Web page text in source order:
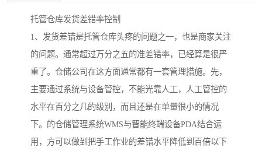
托管仓库发货差错率控制
1、发货差错是托管仓库头疼的问题之一，也是商家关注
的问题。通常超过万分之五的准差错率，已经算是很严
重了。仓储公司在这方面通常都有一套管理措施。先，
主要通过系统与设备管控，不能光靠人工，人工管控的
水平在百分之几的级别，而且还是在单量很小的情况
下。的仓储管理系统WMS与智能终端设备PDA结合运
用，方可以做到把手工作业的差错水平降低到百倍以下